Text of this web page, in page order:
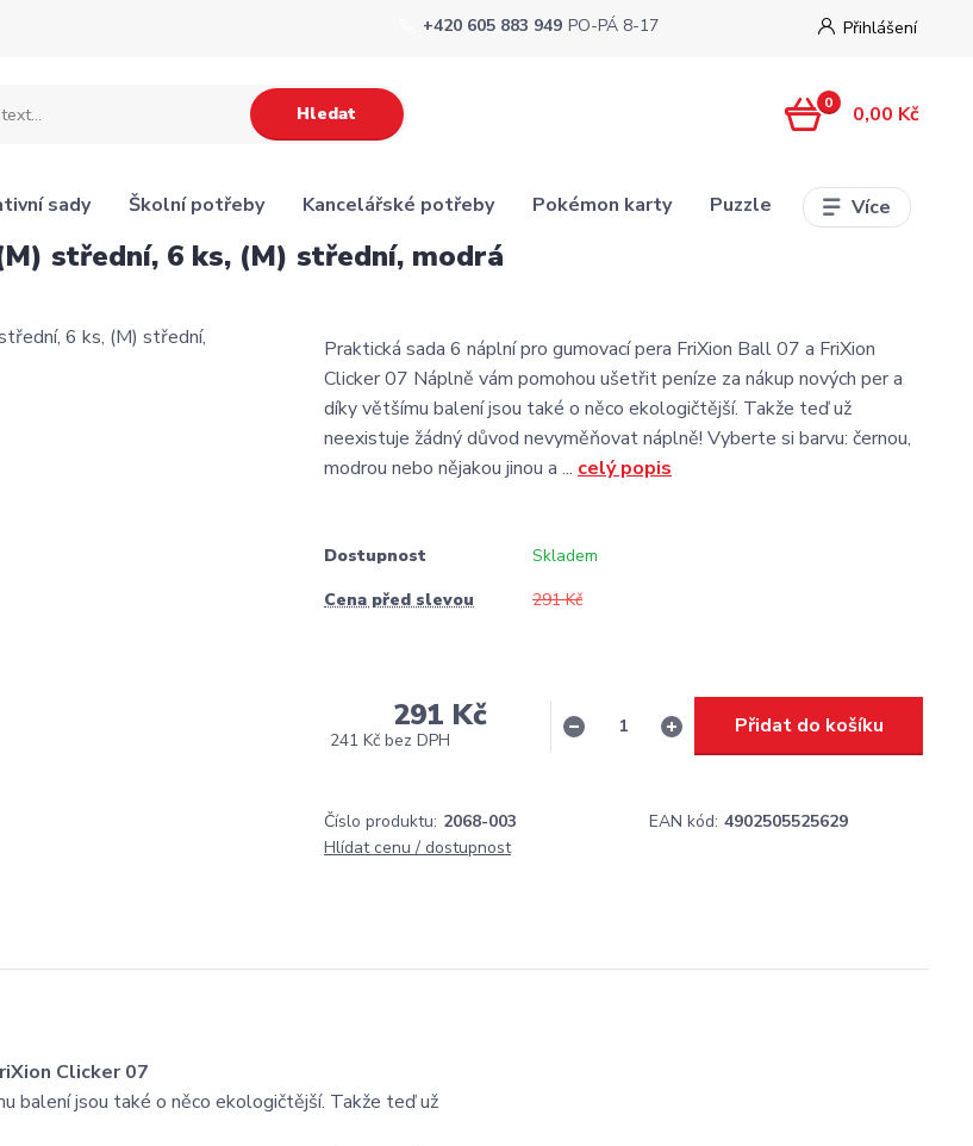
Přihlášení
Hledat
+420 605 883 949 PO-PÁ 8-17
0 0,00 Kč
sady Školní potřeby Kancelářské potřeby Pokémon karty Puzzle Více
střední, 6 ks, (M) střední, modrá
Praktická sada 6 náplní pro gumovací pera FriXion Ball 07 a FriXion
Clicker 07 Náplně vám pomohou ušetřit peníze za nákup nových per a
díky většímu balení jsou také o něco ekologičtější. Takže teď už
neexistuje žádný důvod nevyměňovat náplně! Vyberte si barvu: černou,
modrou nebo nějakou jinou a ... celý popis
Dostupnost
Skladem
Cena před slevou
291 Kč
291 Kč
241 Kč bez DPH
Přidat do košíku
Číslo produktu: 2068-003 EAN kód: 4902505525629
Hlídat cenu / dostupnost
Clicker 07
balení jsou také o něco ekologičtější. Takže teď už